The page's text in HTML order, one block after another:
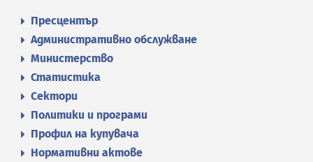
Пресцентър
Административно обслужване
Министерство
Статистика
Сектори
Политики и програми
Профил на купувача
Нормативни актове